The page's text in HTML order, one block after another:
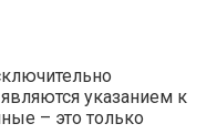
указанием к
– это только